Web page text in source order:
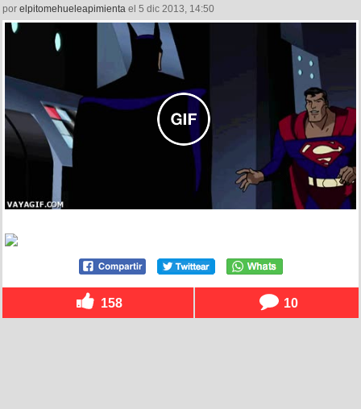
por elpitomehueleapimienta el 5 dic 2013, 14:50
158 10